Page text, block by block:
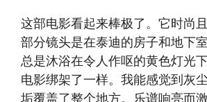
这部电影看起来棒极了。它时尚
部分镜头是在泰迪的房子和地下
总是沐浴在令人作呕的黄色灯光
电影绑架了一样。我能感觉到灰
垢覆盖了整个地方。乐谱响亮而